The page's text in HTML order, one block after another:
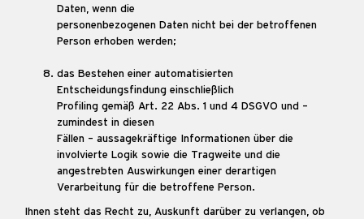
Daten, wenn die
personenbezogenen Daten nicht bei der betroffenen
Person erhoben werden;
das Bestehen einer automatisierten
Entscheidungsfindung einschließlich
Profiling gemäß Art. 22 Abs. 1 und 4 DSGVO und –
zumindest in diesen
Fällen – aussagekräftige Informationen über die
involvierte Logik sowie die Tragweite und die
angestrebten Auswirkungen einer derartigen
Verarbeitung für die betroffene Person.
Ihnen steht das Recht zu, Auskunft darüber zu verlangen, ob